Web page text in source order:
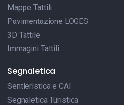
Mappe Tattili
Pavimentazione LOGES
3D Tattile
Immagini Tattili
Segnaletica
Sentieristica e CAI
Segnaletica Turistica